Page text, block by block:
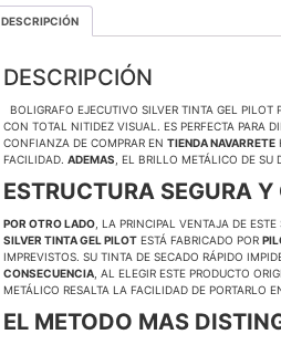
DESCRIPCIÓN
DESCRIPCIÓN
BOLIGRAFO EJECUTIVO SILVER TINTA GEL PILOT
CON TOTAL NITIDEZ VISUAL. ES PERFECTA PARA
CONFIANZA DE COMPRAR EN TIENDA NAVARRETE
FACILIDAD. ADEMAS , EL BRILLO METÁLICO DE
ESTRUCTURA SEGURA
POR OTRO LADO , LA PRINCIPAL VENTAJA DE
SILVER TINTA GEL PILOT ESTÁ FABRICADO POR
IMPREVISTOS. SU TINTA DE SECADO RÁPIDO
CONSECUENCIA , AL ELEGIR ESTE PRODUCTO
METÁLICO RESALTA LA FACILIDAD DE PORTARLO
EL METODO MAS